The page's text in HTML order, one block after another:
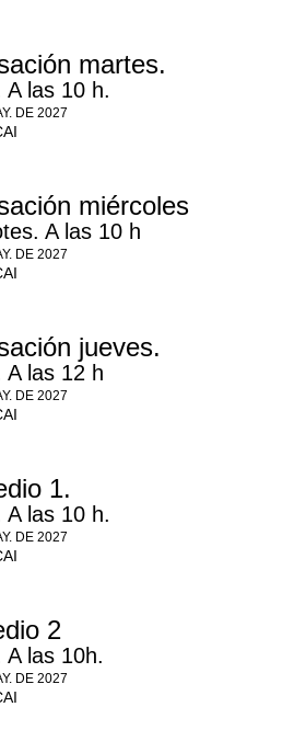
martes.
las 10 h.
DE 2027
miércoles
A las 10 h
DE 2027
jueves.
A las 12 h
DE 2027
1.
las 10 h.
DE 2027
2
las 10h.
DE 2027